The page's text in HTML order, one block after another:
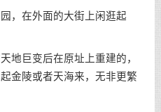
，在外面的大街上闲逛起
地巨变后在原址上重建的，
金陵或者天海来，无非更繁